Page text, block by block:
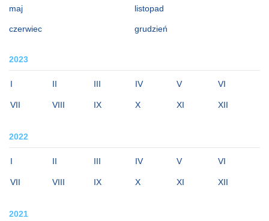
maj
czerwiec
listopad
grudzień
2023
I II III IV V VI
VII VIII IX X XI XII
2022
I II III IV V VI
VII VIII IX X XI XII
2021